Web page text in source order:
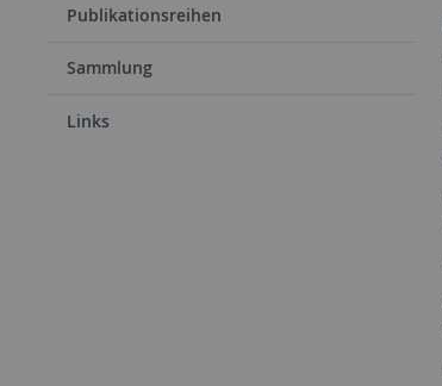
Publikationsreihen
Sammlung
Links